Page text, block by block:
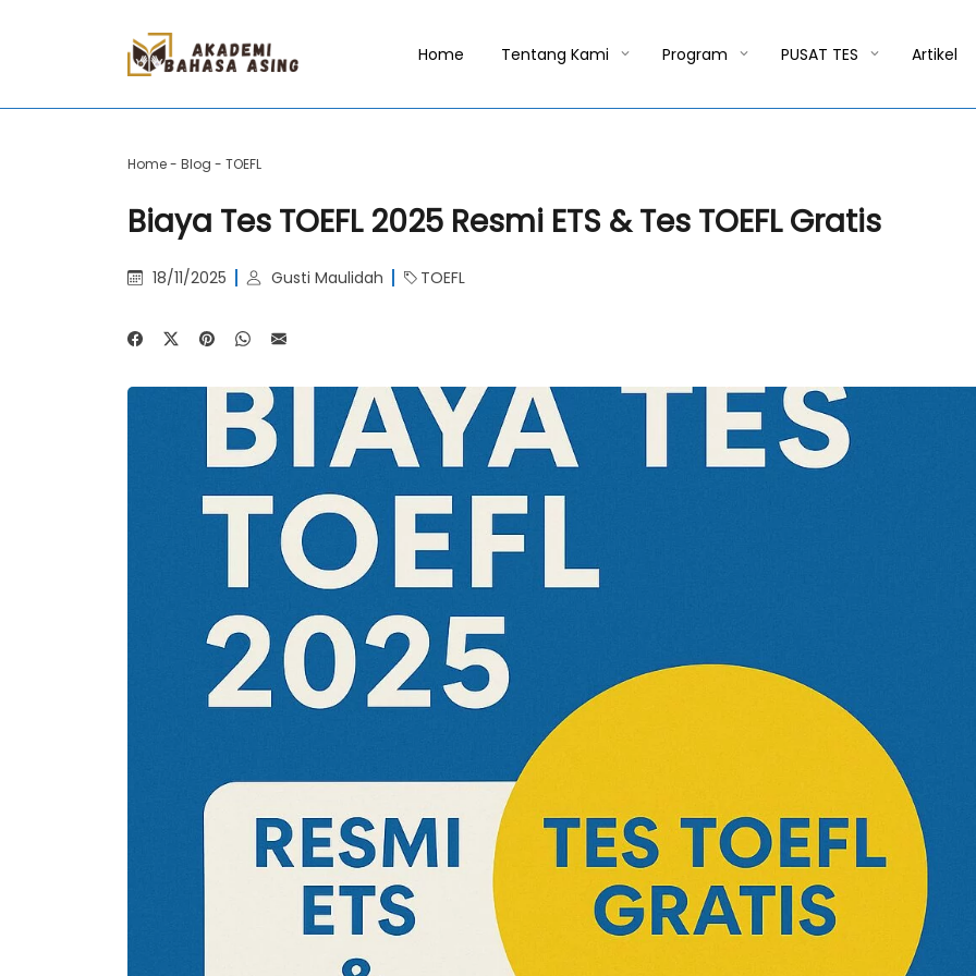
Home Tentang Kami Program PUSAT TES Artikel
Home- Blog - TOEFL
Biaya Tes TOEFL 2025 Resmi ETS & Tes TOEFL Gratis
18/11/2025 Gusti Maulidah TOEFL